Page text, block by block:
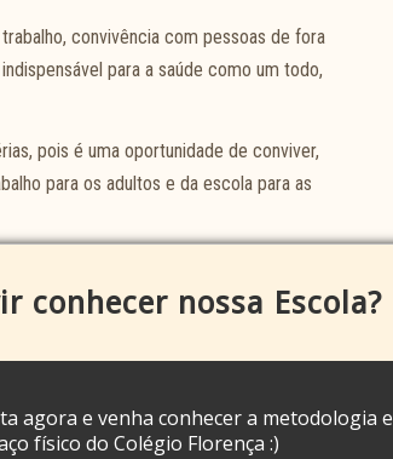
conhecer nossa Escola?
agora e venha conhecer a metodologia e
físico do Colégio Florença :)
convivência com pessoas de fora
para a saúde como um todo,
pois é uma oportunidade de conviver,
para os adultos e da escola para as
um fator que pode afetar a saúde
plenos de felicidade e paz.
o equilíbrio emocional e aliviar a carga
fortaleçam os laços, proporcionem dias